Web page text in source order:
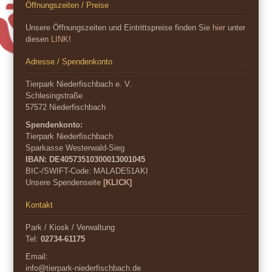
Öffnungszeiten / Preise
Unsere Öffnungszeiten und Eintrittspreise finden Sie hier unter
diesen LINK!
Adresse / Spendenkonto
Tierpark Niederfischbach e. V.
Schlesingstraße
57572 Niederfischbach
Spendenkonto:
Tierpark Niederfischbach
Sparkasse Westerwald-Sieg
IBAN: DE40573510300013001045
BIC-/SWIFT-Code: MALADE51AKI
Unsere Spendenseite[KLICK]
Kontakt
Park / Kiosk / Verwaltung
Tel:02734-61175
Email:
info@tierpark-niederfischbach.de